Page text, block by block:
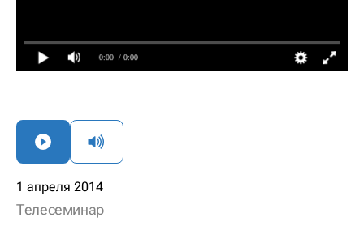
0:00 / 0:00
1 апреля 2014
Телесеминар